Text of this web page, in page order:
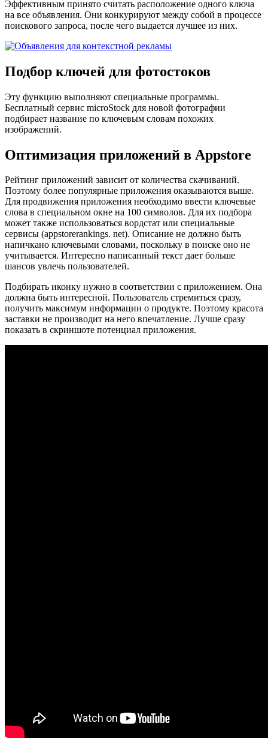
Эффективным принято считать расположение одного ключа
на все объявления. Они конкурируют между собой в процессе
поискового запроса, после чего выдается лучшее из них.
Подбор ключей для фотостоков
Эту функцию выполняют специальные программы.
Бесплатный сервис microStock для новой фотографии
подбирает название по ключевым словам похожих
изображений.
Оптимизация приложений в Appstore
Рейтинг приложений зависит от количества скачиваний.
Поэтому более популярные приложения оказываются выше.
Для продвижения приложения необходимо ввести ключевые
слова в специальном окне на 100 символов. Для их подбора
может также использоваться вордстат или специальные
сервисы (appstorerankings. net). Описание не должно быть
напичкано ключевыми словами, поскольку в поиске оно не
учитывается. Интересно написанный текст дает больше
шансов увлечь пользователей.
Подбирать иконку нужно в соответствии с приложением. Она
должна быть интересной. Пользователь стремиться сразу,
получить максимум информации о продукте. Поэтому красота
заставки не производит на него впечатление. Лучше сразу
показать в скриншоте потенциал приложения.